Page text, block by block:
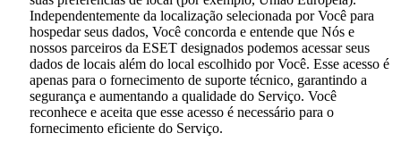
Independentemente da localização selecionada por Você para
hospedar seus dados, Você concorda e entende que Nós e
nossos parceiros da ESET designados podemos acessar seus
dados de locais além do local escolhido por Você. Esse acesso é
apenas para o fornecimento de suporte técnico, garantindo a
segurança e aumentando a qualidade do Serviço. Você
reconhece e aceita que esse acesso é necessário para o
fornecimento eficiente do Serviço.